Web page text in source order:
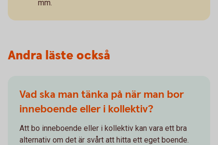
mm.
Andra läste också
Vad ska man tänka på när man bor
inneboende eller i kollektiv?
Att bo inneboende eller i kollektiv kan vara ett bra
alternativ om det är svårt att hitta ett eget boende.